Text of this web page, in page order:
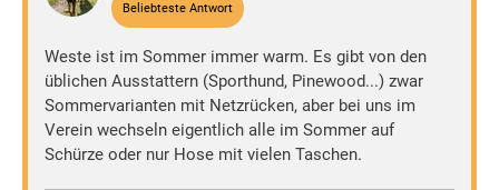
Beliebteste Antwort
Weste ist im Sommer immer warm. Es gibt von den
üblichen Ausstattern (Sporthund, Pinewood...) zwar
Sommervarianten mit Netzrücken, aber bei uns im
Verein wechseln eigentlich alle im Sommer auf
Schürze oder nur Hose mit vielen Taschen.